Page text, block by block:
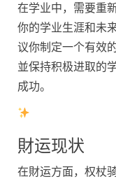
在学业中，需要重
你的学业生涯和未
议你制定一个有效
並保持积极进取的
成功。
財运现状
在財运方面，权杖